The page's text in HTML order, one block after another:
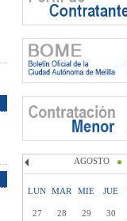
AGOSTO
LUN MAR MIE JUE
27 28 29 30